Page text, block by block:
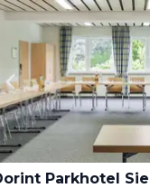
Parkhotel